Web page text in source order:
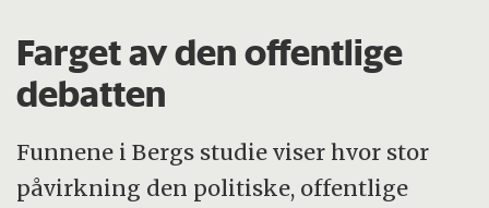
Farget av den offentlige
debatten
Funnene i Bergs studie viser hvor stor
påvirkning den politiske, offentlige